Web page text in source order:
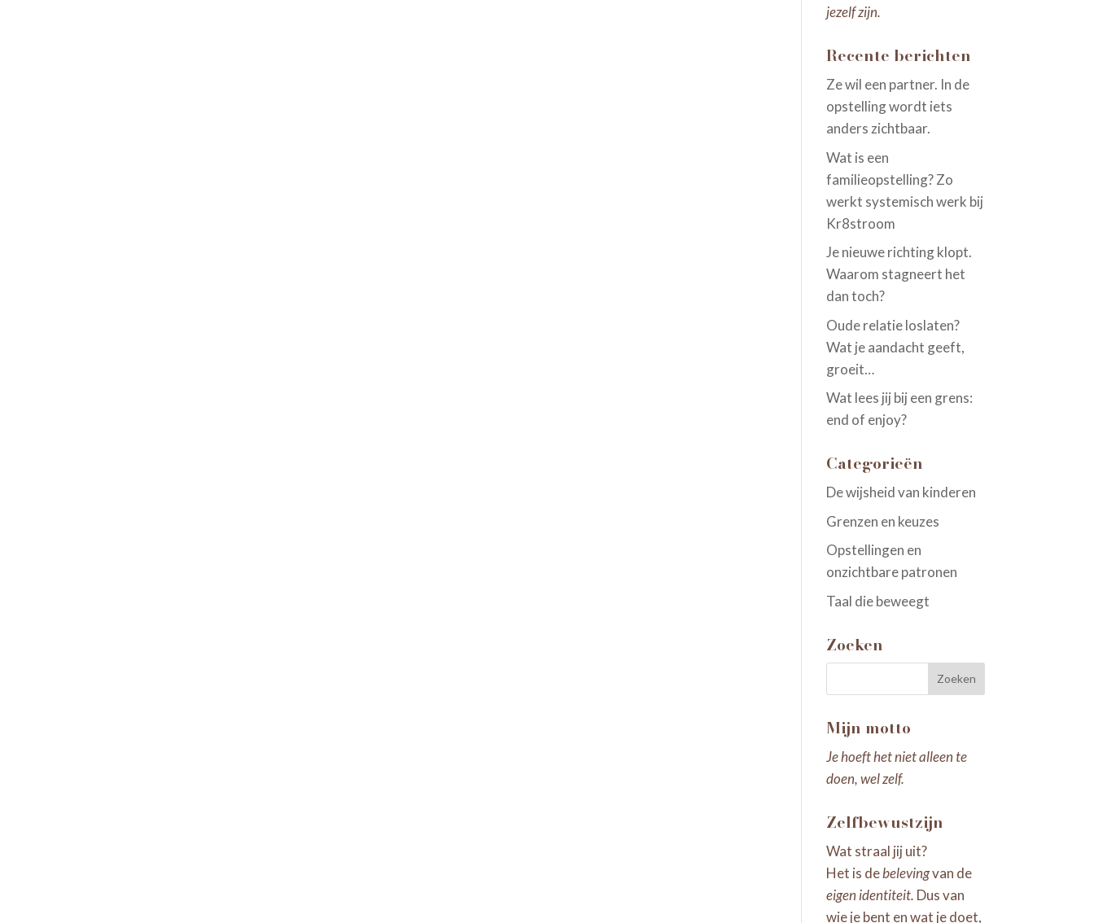
jezelf zijn.
Recente berichten
Ze wil een partner. In de
opstelling wordt iets
anders zichtbaar.
Wat is een
familieopstelling? Zo
werkt systemisch werk bij
Kr8stroom
Je nieuwe richting klopt.
Waarom stagneert het
dan toch?
Oude relatie loslaten?
Wat je aandacht geeft,
groeit…
Wat lees jij bij een grens:
end of enjoy?
Categorieën
De wijsheid van kinderen
Grenzen en keuzes
Opstellingen en
onzichtbare patronen
Taal die beweegt
Zoeken
Mijn motto
Je hoeft het niet alleen te
doen, wel zelf.
Zelfbewustzijn
Wat straal jij uit?
Het is debelevingvan de
eigen identiteit. Dus van
wie je bent en wat je doet,